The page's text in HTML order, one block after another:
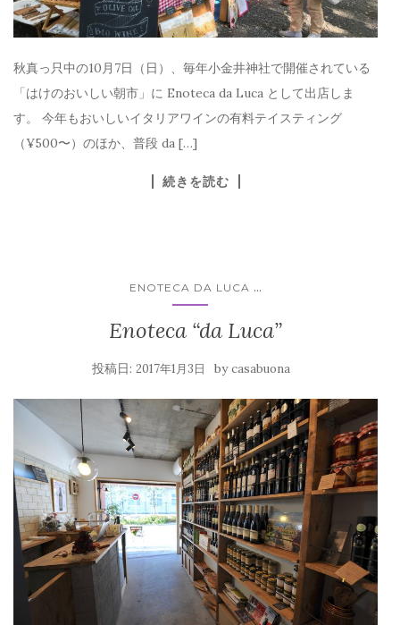
秋真っ只中の10月7日（日）、毎年小金井神社で開催されている
「はけのおいしい朝市」に Enoteca da Luca として出店しま
す。 今年もおいしいイタリアワインの有料テイスティング
（¥500〜）のほか、普段 da […]
続きを読む
ENOTECA DA LUCA ...
Enoteca “da Luca”
投稿日: 2017年1月3日 bycasabuona